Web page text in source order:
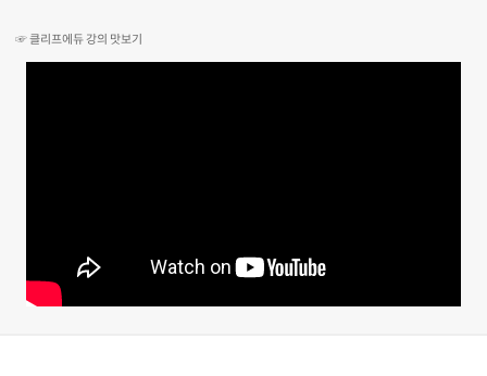
☞ 클리프에듀 강의 맛보기